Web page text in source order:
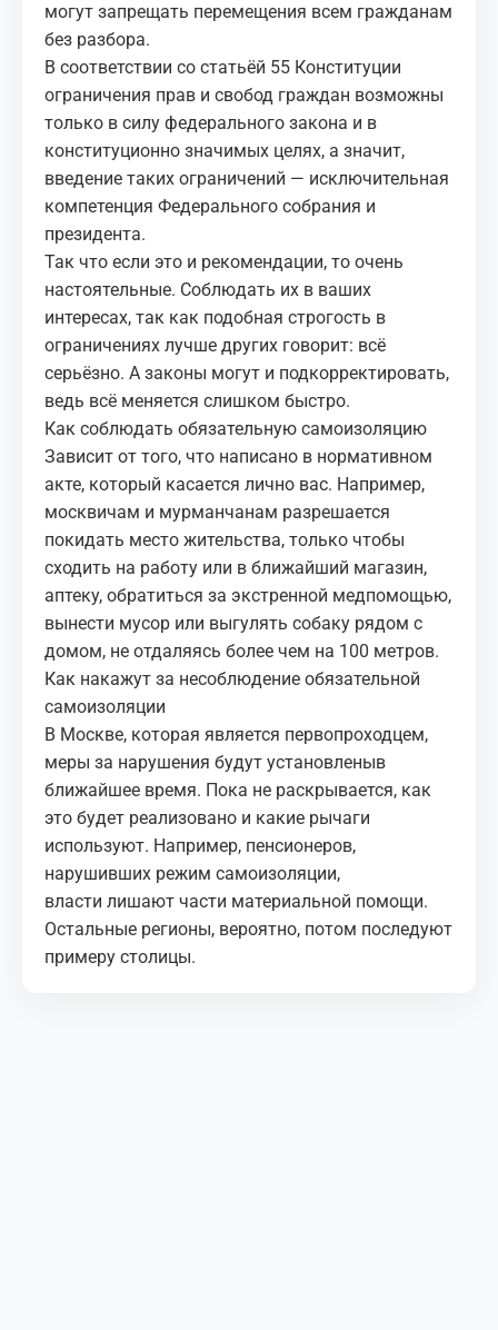
могут запрещать перемещения всем гражданам
без разбора.
В соответствии со статьёй 55 Конституции
ограничения прав и свобод граждан возможны
только в силу федерального закона и в
конституционно значимых целях, а значит,
введение таких ограничений — исключительная
компетенция Федерального собрания и
президента.
Так что если это и рекомендации, то очень
настоятельные. Соблюдать их в ваших
интересах, так как подобная строгость в
ограничениях лучше других говорит: всё
серьёзно. А законы могут и подкорректировать,
ведь всё меняется слишком быстро.
Как соблюдать обязательную самоизоляцию
Зависит от того, что написано в нормативном
акте, который касается лично вас. Например,
москвичам и мурманчанам разрешается
покидать место жительства, только чтобы
сходить на работу или в ближайший магазин,
аптеку, обратиться за экстренной медпомощью,
вынести мусор или выгулять собаку рядом с
домом, не отдаляясь более чем на 100 метров.
Как накажут за несоблюдение обязательной
самоизоляции
В Москве, которая является первопроходцем,
меры за нарушения будут установленыв
ближайшее время. Пока не раскрывается, как
это будет реализовано и какие рычаги
используют. Например, пенсионеров,
нарушивших режим самоизоляции,
власти лишают части материальной помощи.
Остальные регионы, вероятно, потом последуют
примеру столицы.